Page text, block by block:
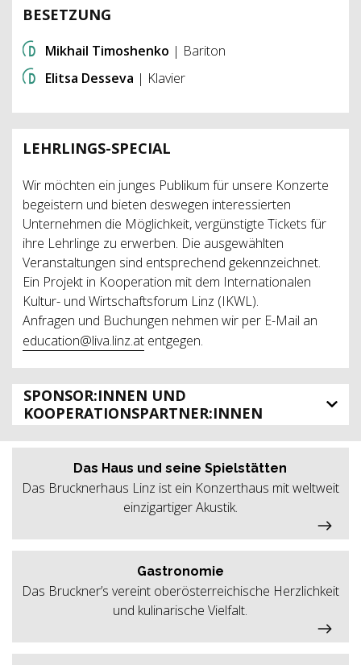
BESETZUNG
Mikhail Timoshenko | Bariton
Elitsa Desseva | Klavier
LEHRLINGS-SPECIAL
Wir möchten ein junges Publikum für unsere Konzerte
begeistern und bieten deswegen interessierten
Unternehmen die Möglichkeit, vergünstigte Tickets für
ihre Lehrlinge zu erwerben. Die ausgewählten
Veranstaltungen sind entsprechend gekennzeichnet.
Ein Projekt in Kooperation mit dem Internationalen
Kultur- und Wirtschaftsforum Linz (IKWL).
Anfragen und Buchungen nehmen wir per E-Mail an
education@liva.linz.at entgegen.
SPONSOR:INNEN UND
KOOPERATIONSPARTNER:INNEN
Das Haus und seine Spielstätten
Das Brucknerhaus Linz ist ein Konzerthaus mit weltweit
einzigartiger Akustik.
Gastronomie
Das Bruckner’s vereint oberösterreichische Herzlichkeit
und kulinarische Vielfalt.